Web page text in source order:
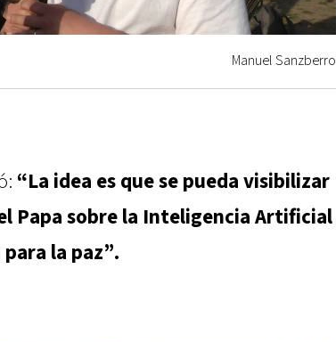
Manuel Sanzberro
“La idea es que se pueda visibilizar
Papa sobre la Inteligencia Artificial
la paz”.